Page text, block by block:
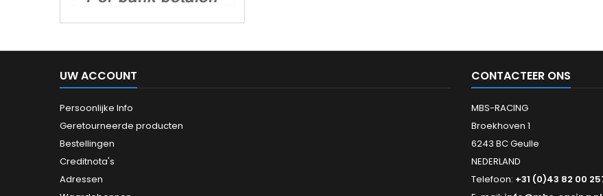
UW ACCOUNT
Persoonlijke Info
Geretourneerde producten
Bestellingen
Creditnota's
Adressen
CONTACTEER ONS
MBS-RACING
Broekhoven 1
6243 BC Geulle
NEDERLAND
Telefoon: +31 (0)43 82 00